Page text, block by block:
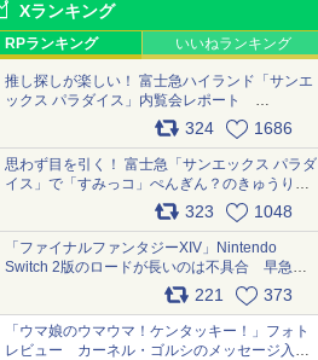
Xランキング
RPランキング いいねランキング
推し探しが楽しい！ 富士急ハイランド「サンエ
ックス パラダイス」内覧会レポート
324 1686
思わず目を引く！ 富士急「サンエックス パラダ
イス」で「すみっコ」ぺんぎん？のきゅうりド
ッグを食べてみた イラストそのままのメニュ
ー化に挑戦。これが意外にもおいしい
pic.x.com/Kgl04hZaeg
323 1048
「ファイナルファンタジーXIV」Nintendo
Switch 2版のロードが長いのは不具合 早急に
アップデートできるよう対応中221 373
「ウマ娘のウマウマ！ケンタッキー！」フォト
レビュー カーネル・ゴルシのメッセージ入り